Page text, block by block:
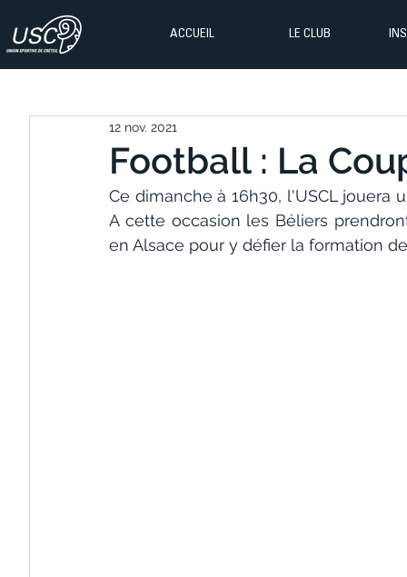
ACCUEIL LE CLUB
Football : La
12 nov. 2021
Ce dimanche à 16h30, l'USCL jouera
A cette occasion les Béliers
en Alsace pour y défier la formation